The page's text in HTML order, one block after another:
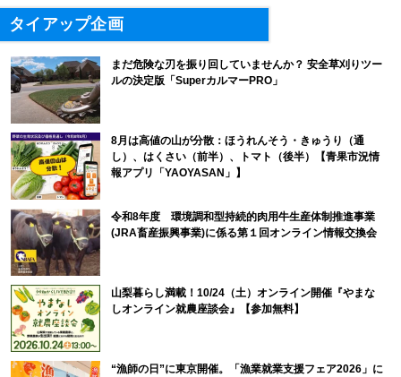
タイアップ企画
まだ危険な刃を振り回していませんか？ 安全草刈りツー
ルの決定版「SuperカルマーPRO」
8月は高値の山が分散：ほうれんそう・きゅうり（通
し）、はくさい（前半）、トマト（後半）【青果市況情
報アプリ「YAOYASAN」】
令和8年度 環境調和型持続的肉用牛生産体制推進事業
(JRA畜産振興事業)に係る第１回オンライン情報交換会
山梨暮らし満載！10/24（土）オンライン開催『やまな
しオンライン就農座談会』【参加無料】
“漁師の日”に東京開催。「漁業就業支援フェア2026」に